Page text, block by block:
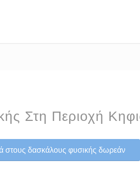
Στη Περιοχή
στους δασκάλους φυσικής δωρεάν